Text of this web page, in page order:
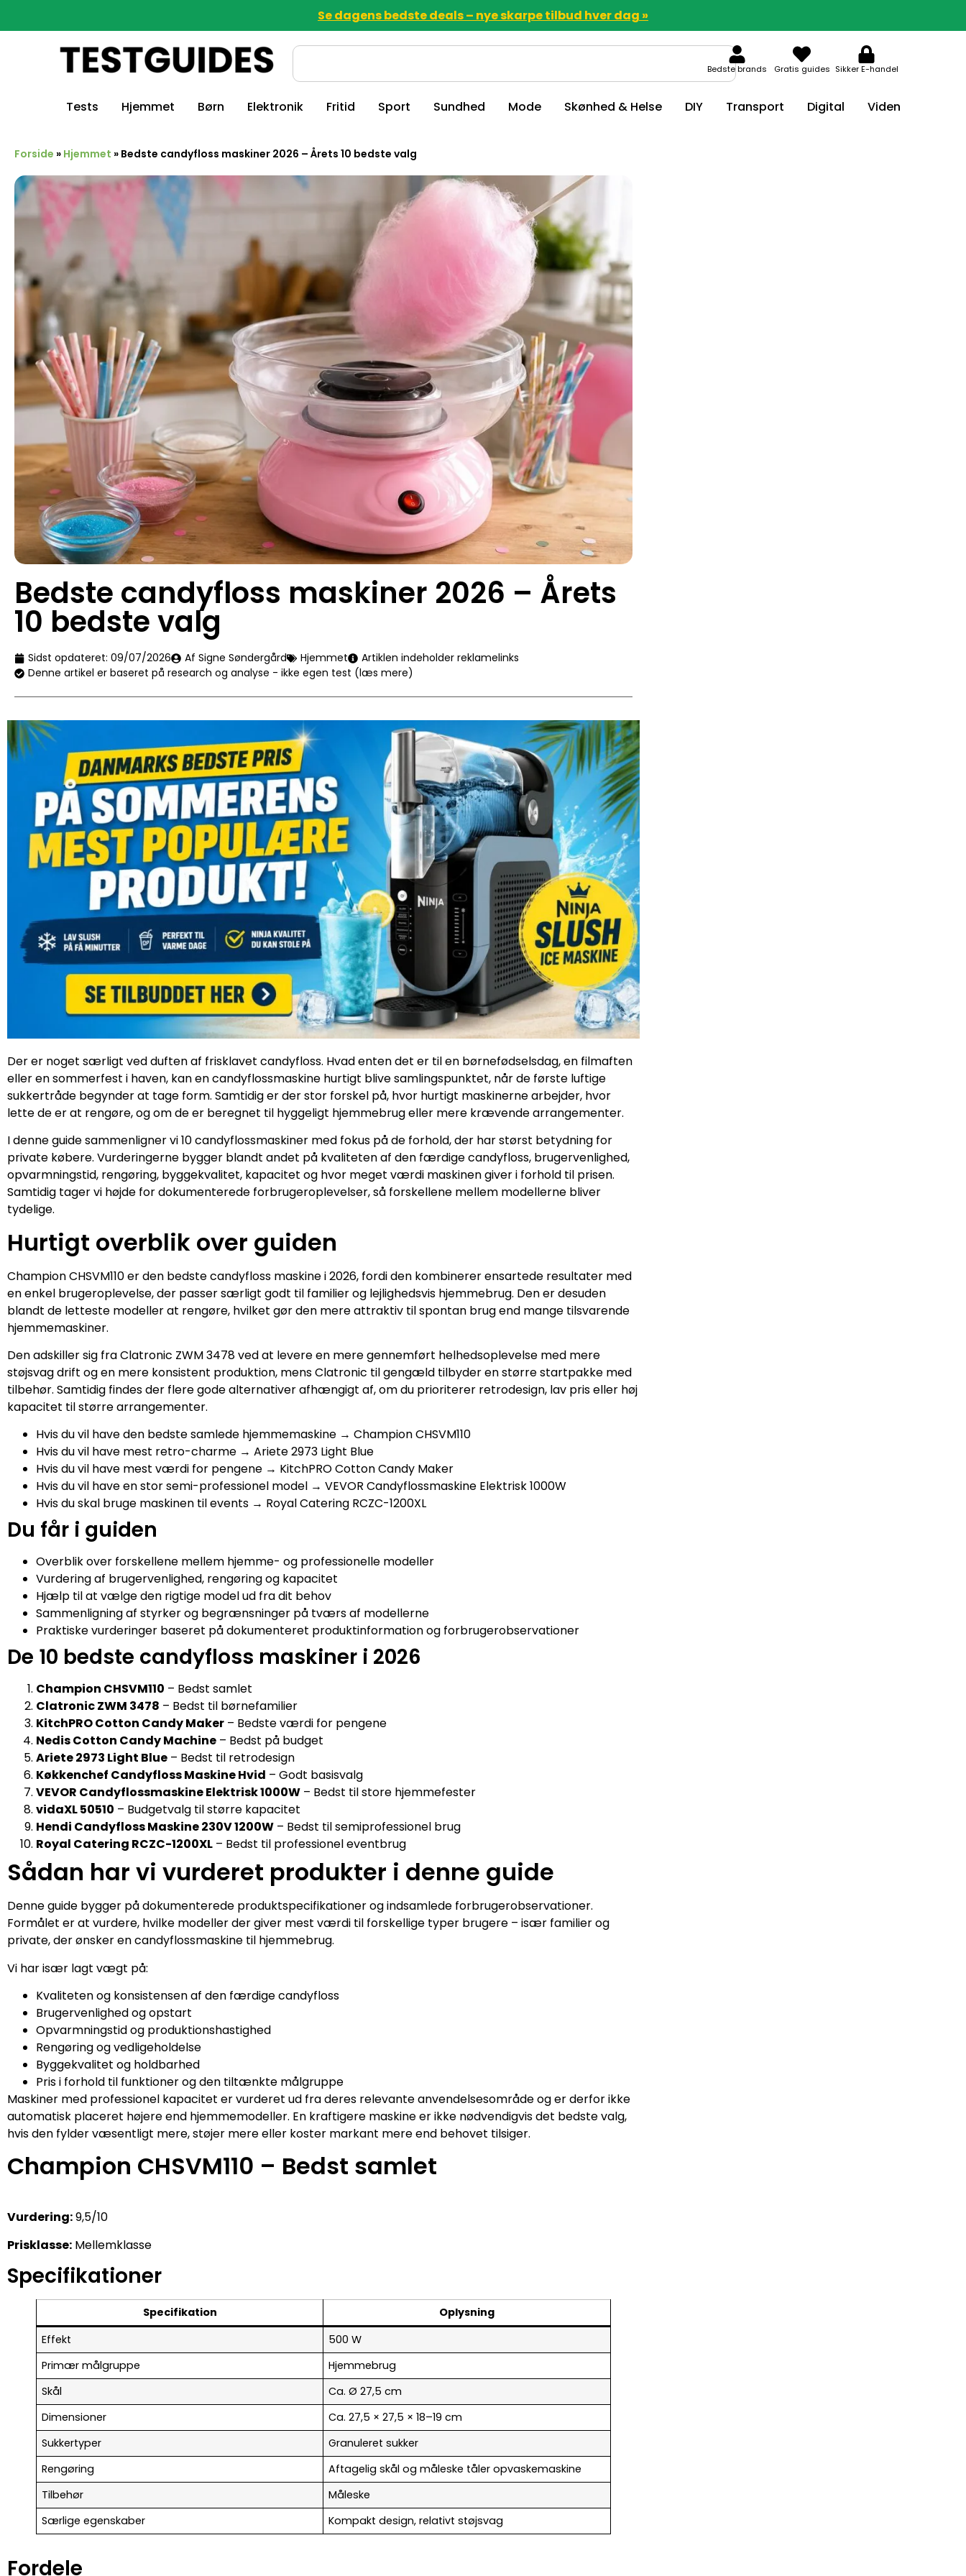
Se dagens bedste deals – nye skarpe tilbud hver dag »
Bedste brands Gratis guides Sikker E-handel
Tests Hjemmet Børn Elektronik Fritid Sport Sundhed Mode Skønhed & Helse DIY Transport Digital Viden
Forside » Hjemmet » Bedste candyfloss maskiner 2026 – Årets 10 bedste valg
Bedste candyfloss maskiner 2026 – Årets
10 bedste valg
Sidst opdateret: 09/07/2026 Af Signe Søndergård Hjemmet
Artiklen indeholder reklamelinks
Denne artikel er baseret på research og analyse - ikke egen test (læs mere)
Der er noget særligt ved duften af frisklavet candyfloss. Hvad enten det er til en børnefødselsdag, en filmaften
eller en sommerfest i haven, kan en candyflossmaskine hurtigt blive samlingspunktet, når de første luftige
sukkertråde begynder at tage form. Samtidig er der stor forskel på, hvor hurtigt maskinerne arbejder, hvor
lette de er at rengøre, og om de er beregnet til hyggeligt hjemmebrug eller mere krævende arrangementer.
I denne guide sammenligner vi 10 candyflossmaskiner med fokus på de forhold, der har størst betydning for
private købere. Vurderingerne bygger blandt andet på kvaliteten af den færdige candyfloss, brugervenlighed,
opvarmningstid, rengøring, byggekvalitet, kapacitet og hvor meget værdi maskinen giver i forhold til prisen.
Samtidig tager vi højde for dokumenterede forbrugeroplevelser, så forskellene mellem modellerne bliver
tydelige.
Hurtigt overblik over guiden
Champion CHSVM110 er den bedste candyfloss maskine i 2026, fordi den kombinerer ensartede resultater med
en enkel brugeroplevelse, der passer særligt godt til familier og lejlighedsvis hjemmebrug. Den er desuden
blandt de letteste modeller at rengøre, hvilket gør den mere attraktiv til spontan brug end mange tilsvarende
hjemmemaskiner.
Den adskiller sig fra Clatronic ZWM 3478 ved at levere en mere gennemført helhedsoplevelse med mere
støjsvag drift og en mere konsistent produktion, mens Clatronic til gengæld tilbyder en større startpakke med
tilbehør. Samtidig findes der flere gode alternativer afhængigt af, om du prioriterer retrodesign, lav pris eller høj
kapacitet til større arrangementer.
Hvis du vil have den bedste samlede hjemmemaskine → Champion CHSVM110
Hvis du vil have mest retro-charme → Ariete 2973 Light Blue
Hvis du vil have mest værdi for pengene → KitchPRO Cotton Candy Maker
Hvis du vil have en stor semi-professionel model → VEVOR Candyflossmaskine Elektrisk 1000W
Hvis du skal bruge maskinen til events → Royal Catering RCZC-1200XL
Du får i guiden
Overblik over forskellene mellem hjemme- og professionelle modeller
Vurdering af brugervenlighed, rengøring og kapacitet
Hjælp til at vælge den rigtige model ud fra dit behov
Sammenligning af styrker og begrænsninger på tværs af modellerne
Praktiske vurderinger baseret på dokumenteret produktinformation og forbrugerobservationer
De 10 bedste candyfloss maskiner i 2026
Champion CHSVM110 – Bedst samlet
Clatronic ZWM 3478 – Bedst til børnefamilier
KitchPRO Cotton Candy Maker – Bedste værdi for pengene
Nedis Cotton Candy Machine – Bedst på budget
Ariete 2973 Light Blue – Bedst til retrodesign
Køkkenchef Candyfloss Maskine Hvid – Godt basisvalg
VEVOR Candyflossmaskine Elektrisk 1000W – Bedst til store hjemmefester
vidaXL 50510 – Budgetvalg til større kapacitet
Hendi Candyfloss Maskine 230V 1200W – Bedst til semiprofessionel brug
Royal Catering RCZC-1200XL – Bedst til professionel eventbrug
Sådan har vi vurderet produkter i denne guide
Denne guide bygger på dokumenterede produktspecifikationer og indsamlede forbrugerobservationer.
Formålet er at vurdere, hvilke modeller der giver mest værdi til forskellige typer brugere – især familier og
private, der ønsker en candyflossmaskine til hjemmebrug.
Vi har især lagt vægt på:
Kvaliteten og konsistensen af den færdige candyfloss
Brugervenlighed og opstart
Opvarmningstid og produktionshastighed
Rengøring og vedligeholdelse
Byggekvalitet og holdbarhed
Pris i forhold til funktioner og den tiltænkte målgruppe
Maskiner med professionel kapacitet er vurderet ud fra deres relevante anvendelsesområde og er derfor ikke
automatisk placeret højere end hjemmemodeller. En kraftigere maskine er ikke nødvendigvis det bedste valg,
hvis den fylder væsentligt mere, støjer mere eller koster markant mere end behovet tilsiger.
Champion CHSVM110 – Bedst samlet
Vurdering:9,5/10
Prisklasse: Mellemklasse
Specifikationer
Specifikation
Oplysning
Effekt
500 W
Primær målgruppe
Hjemmebrug
Skål
Ca. Ø 27,5 cm
Dimensioner
Ca. 27,5 × 27,5 × 18–19 cm
Sukkertyper
Granuleret sukker
Rengøring
Aftagelig skål og måleske tåler opvaskemaskine
Tilbehør
Måleske
Særlige egenskaber
Kompakt design, relativt støjsvag
Fordele